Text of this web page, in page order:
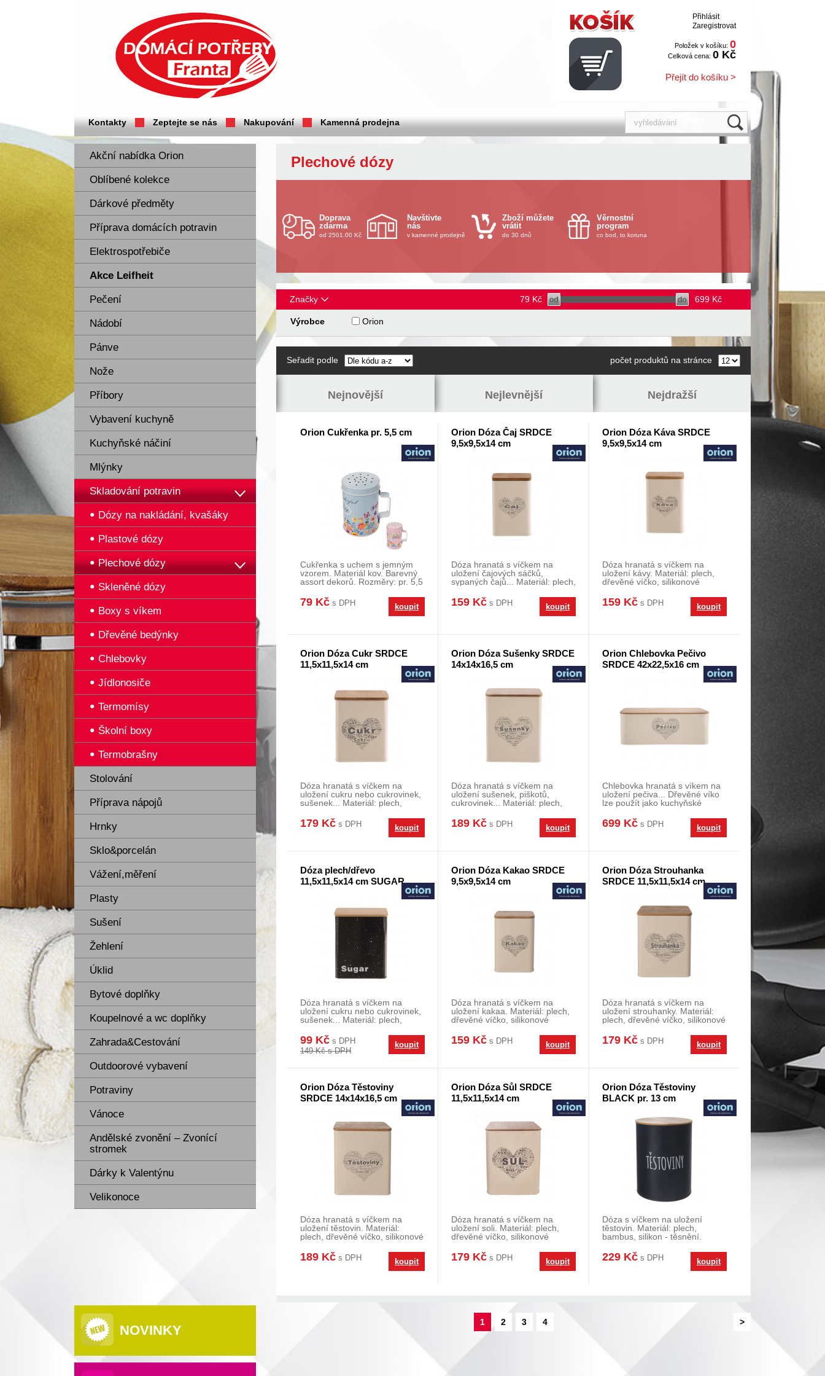
Přihlásit
Zaregistrovat
Položek v košíku: 0
Celková cena: 0 Kč
Přejít do košíku >
Kontakty Zeptejte se nás Nakupování Kamenná prodejna
Akční nabídka Orion
Oblíbené kolekce
Dárkové předměty
Příprava domácích potravin
Elektrospotřebiče
Akce Leifheit
Pečení
Nádobí
Pánve
Nože
Příbory
Vybavení kuchyně
Kuchyňské náčiní
Mlýnky
Skladování potravin
Dózy na nakládání, kvašáky
Plastové dózy
Plechové dózy
Skleněné dózy
Boxy s víkem
Dřevěné bedýnky
Chlebovky
Jídlonosiče
Termomísy
Školní boxy
Termobrašny
Stolování
Příprava nápojů
Hrnky
Sklo&porcelán
Vážení,měření
Plasty
Sušení
Žehlení
Úklid
Bytové doplňky
Koupelnové a wc doplňky
Zahrada&Cestování
Outdoorové vybavení
Potraviny
Vánoce
Andělské zvonění – Zvonící
stromek
Dárky k Valentýnu
Velikonoce
NOVINKY
Plechové dózy
Doprava
zdarma
od 2501.00 Kč
Navštivte
nás
v kamenné prodejně
Zboží můžete
vrátit
do 30 dnů
Věrnostní
program
co bod, to koruna
79 Kč 699 Kč
Značky
Výrobce Orion
Seřadit podle počet produktů na stránce
Nejnovější Nejlevnější Nejdražší
Orion Cukřenka pr. 5,5 cm
Cukřenka s uchem s jemným
vzorem. Materiál kov. Barevný
assort dekorů. Rozměry: pr. 5,5
79 Kč s DPH koupit
Orion Dóza Čaj SRDCE
9,5x9,5x14 cm
Dóza hranatá s víčkem na
uložení čajových sáčků,
sypaných čajů... Materiál: plech,
159 Kč s DPH koupit
Orion Dóza Káva SRDCE
9,5x9,5x14 cm
Dóza hranatá s víčkem na
uložení kávy. Materiál: plech,
dřevěné víčko, silikonové
159 Kč s DPH koupit
Orion Dóza Cukr SRDCE
11,5x11,5x14 cm
Dóza hranatá s víčkem na
uložení cukru nebo cukrovinek,
sušenek... Materiál: plech,
179 Kč s DPH koupit
Orion Dóza Sušenky SRDCE
14x14x16,5 cm
Dóza hranatá s víčkem na
uložení sušenek, piškotů,
cukrovinek... Materiál: plech,
189 Kč s DPH koupit
Orion Chlebovka Pečivo
SRDCE 42x22,5x16 cm
Chlebovka hranatá s víkem na
uložení pečiva... Dřevěné víko
lze použít jako kuchyňské
699 Kč s DPH koupit
Dóza plech/dřevo
11,5x11,5x14 cm SUGAR
Dóza hranatá s víčkem na
uložení cukru nebo cukrovinek,
sušenek... Materiál: plech,
99 Kč s DPH
149 Kč s DPH
koupit
Orion Dóza Kakao SRDCE
9,5x9,5x14 cm
Dóza hranatá s víčkem na
uložení kakaa. Materiál: plech,
dřevěné víčko, silikonové
159 Kč s DPH koupit
Orion Dóza Strouhanka
SRDCE 11,5x11,5x14 cm
Dóza hranatá s víčkem na
uložení strouhanky. Materiál:
plech, dřevěné víčko, silikonové
179 Kč s DPH koupit
Orion Dóza Těstoviny
SRDCE 14x14x16,5 cm
Dóza hranatá s víčkem na
uložení těstovin. Materiál:
plech, dřevěné víčko, silikonové
189 Kč s DPH koupit
Orion Dóza Sůl SRDCE
11,5x11,5x14 cm
Dóza hranatá s víčkem na
uložení soli. Materiál: plech,
dřevěné víčko, silikonové
179 Kč s DPH koupit
Orion Dóza Těstoviny
BLACK pr. 13 cm
Dóza s víčkem na uložení
těstovin. Materiál: plech,
bambus, silikon - těsnění.
229 Kč s DPH koupit
1 2 3 4 >